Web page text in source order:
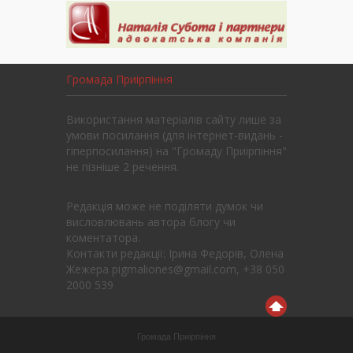
Громада Приірпіння
Використання матеріалів сайту лише за
умови посилання (для інтернет-видань -
гіперпосилання) на "Громаду Приірпіння"
не пізніше 2 речення.
Редакція може не поділяти думок чи
висловлювань автора блогу чи
коментатора.
Контакти редакції: Ірина Федорів, Олена
Жежера pigmaliones@gmail.com, +38 050
2000 539
Громада Приірпіння